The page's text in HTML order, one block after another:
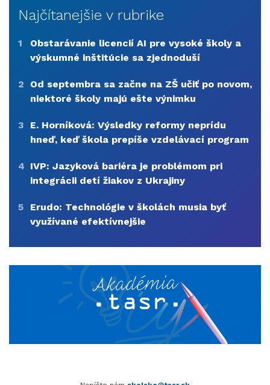
Najčítanejšie v rubrike
1
Obstarávanie licencií AI pre vysoké školy a
výskumné inštitúcie sa zjednoduší
2
Od septembra sa začne na ZŠ učiť po novom,
niektoré školy majú ešte výnimku
3
E. Horníková: Výsledky reformy neprídu
hneď, keď škola prepíše vzdelávací program
4 IVP: Jazyková bariéra je problémom pri
integrácii detí žiakov z Ukrajiny
5
Erudo: Technológie v školách musia byť
využívané efektívnejšie